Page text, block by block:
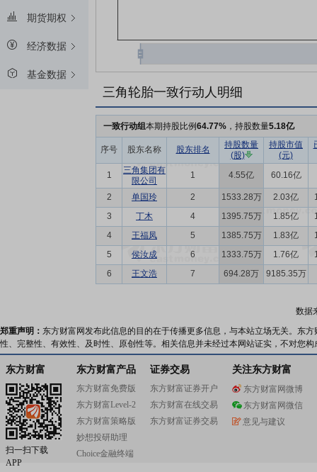
期货期权
经济数据
基金数据
三角轮胎一致行动人明细
一致行动组本期持股比例64.77% ，持股数量5.18亿
序号 股东名称 股东排名
持股数量
(股)
持股市值
(元)
1
三角集团有
限公司
1 4.55亿 60.16亿
2 单国玲 2 1533.28万 2.03亿
3
丁木 4 1395.75万 1.85亿
4
王福凤 5 1385.75万 1.83亿
5
侯汝成 6 1333.75万 1.76亿
6
王文浩 7 694.28万 9185.35万
数据
郑重声明： 东方财富网发布此信息的目的在于传播更多信息，与本站立场无关。东
性、完整性、有效性、及时性、原创性等。相关信息并未经过本网站证实，不对您
东方财富
扫一扫下载
APP
东方财富产品
东方财富免费版
东方财富Level-2
东方财富策略版
妙想投研助理
Choice金融终端
证券交易
东方财富证券开户
东方财富在线交易
东方财富证券交易
关注东方财富
东方财富网微博
东方财富网微信
意见与建议